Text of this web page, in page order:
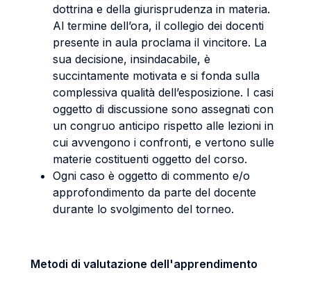
dottrina e della giurisprudenza in materia.
Al termine dell’ora, il collegio dei docenti
presente in aula proclama il vincitore. La
sua decisione, insindacabile, è
succintamente motivata e si fonda sulla
complessiva qualità dell’esposizione. I casi
oggetto di discussione sono assegnati con
un congruo anticipo rispetto alle lezioni in
cui avvengono i confronti, e vertono sulle
materie costituenti oggetto del corso.
Ogni caso è oggetto di commento e/o
approfondimento da parte del docente
durante lo svolgimento del torneo.
Metodi di valutazione dell'apprendimento